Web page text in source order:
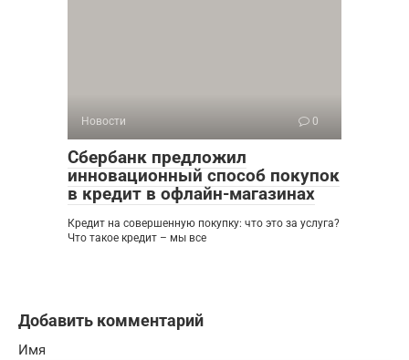
Новости 0
Сбербанк предложил
инновационный способ покупок
в кредит в офлайн-магазинах
Кредит на совершенную покупку: что это за услуга?
Что такое кредит – мы все
Добавить комментарий
Имя